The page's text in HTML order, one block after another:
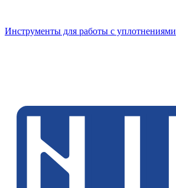
Инструменты для работы с уплотнениями